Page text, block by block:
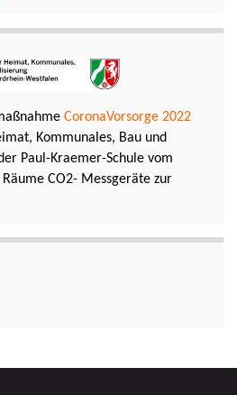
CoronaVorsorge 2022
Kommunales, Bau und
Paul-Kraemer-Schule vom
CO2- Messgeräte zur